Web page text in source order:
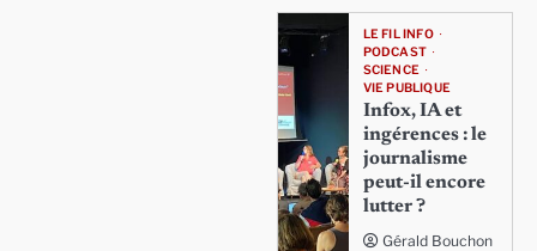
LE FIL INFO
PODCAST
SCIENCE
VIE PUBLIQUE
Infox, IA et
ingérences : le
journalisme
peut-il encore
lutter ?
Gérald Bouchon